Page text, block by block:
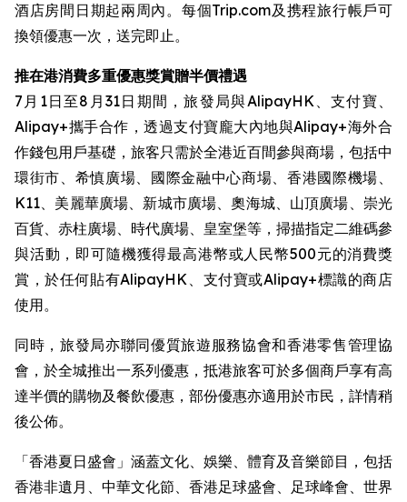
酒店房間日期起兩周內。每個Trip.com及携程旅行帳戶可
換領優惠一次，送完即止。
推在港消費多重優惠獎賞贈半價禮遇
7月1日至8月31日期間，旅發局與AlipayHK、支付寶、
Alipay+攜手合作，透過支付寶龐大內地與Alipay+海外合
作錢包用戶基礎，旅客只需於全港近百間參與商場，包括中
環街市、希慎廣場、國際金融中心商場、香港國際機場、
K11、美麗華廣場、新城市廣場、奧海城、山頂廣場、崇光
百貨、赤柱廣場、時代廣場、皇室堡等，掃描指定二維碼參
與活動，即可隨機獲得最高港幣或人民幣500元的消費獎
賞，於任何貼有AlipayHK、支付寶或Alipay+標識的商店
使用。
同時，旅發局亦聯同優質旅遊服務協會和香港零售管理協
會，於全城推出一系列優惠，抵港旅客可於多個商戶享有高
達半價的購物及餐飲優惠，部份優惠亦適用於市民，詳情稍
後公佈。
「香港夏日盛會」涵蓋文化、娛樂、體育及音樂節目，包括
香港非遺月、中華文化節、香港足球盛會、足球峰會、世界